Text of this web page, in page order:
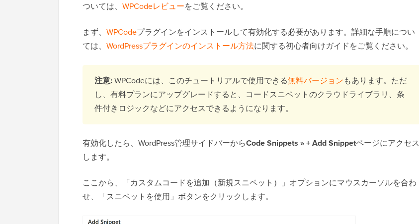
ついては、 WPCodeレビューをご覧ください。
まず、 WPCodeプラグインをインストールして有効化する必要があります。詳細な手順につい
ては、 WordPressプラグインのインストール方法に関する初心者向けガイドをご覧ください。
注意:WPCodeには、このチュートリアルで使用できる無料バージョンもあります。ただ
し、有料プランにアップグレードすると、コードスニペットのクラウドライブラリ、条
件付きロジックなどにアクセスできるようになります。
有効化したら、WordPress管理サイドバーからCode Snippets » + Add Snippetページにアクセス
します。
ここから、「カスタムコードを追加（新規スニペット）」オプションにマウスカーソルを合わ
せ、「スニペットを使用」ボタンをクリックします。